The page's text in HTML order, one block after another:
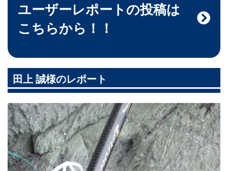
ユーザーレポートの投稿は
こちらから！！
田上 誠様のレポート